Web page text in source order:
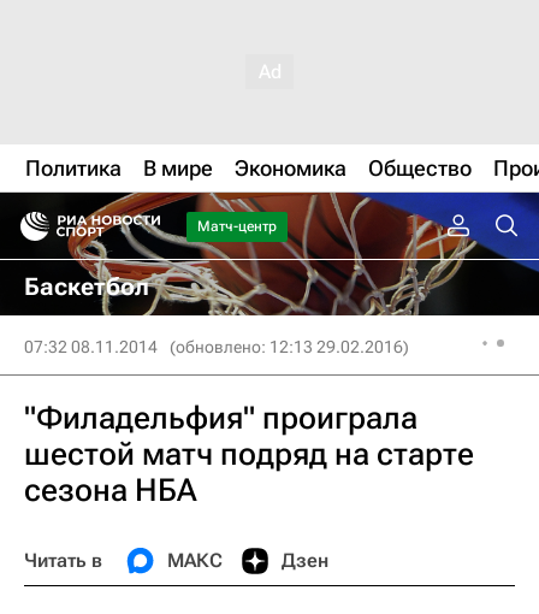
Политика В мире Экономика Общество
Матч-центр
Баскетбол
07:32 08.11.2014 (обновлено: 12:13 29.02.2016)
"Филадельфия" проиграла
шестой матч подряд на старте
сезона НБА
Читать в МАКС Дзен